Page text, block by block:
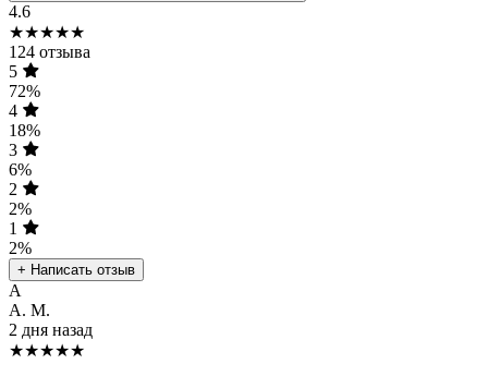
4.6
★★★★★
124 отзыва
5
72%
4
18%
3
6%
2
2%
1
2%
+ Написать отзыв
А
А. М.
2 дня назад
★★★★★